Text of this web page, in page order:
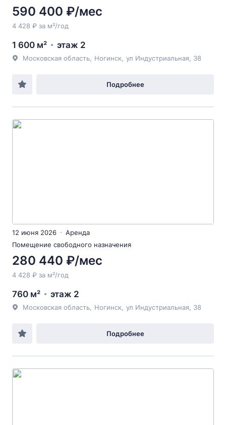
590 400 ₽/мес
4 428 ₽ за м²/год
1 600 м² этаж 2
Московская область Ногинск ул Индустриальная , 38
Подробнее
12 июня 2026
Аренда
Помещение свободного назначения
280 440 ₽/мес
4 428 ₽ за м²/год
760 м² этаж 2
Московская область Ногинск ул Индустриальная , 38
Подробнее